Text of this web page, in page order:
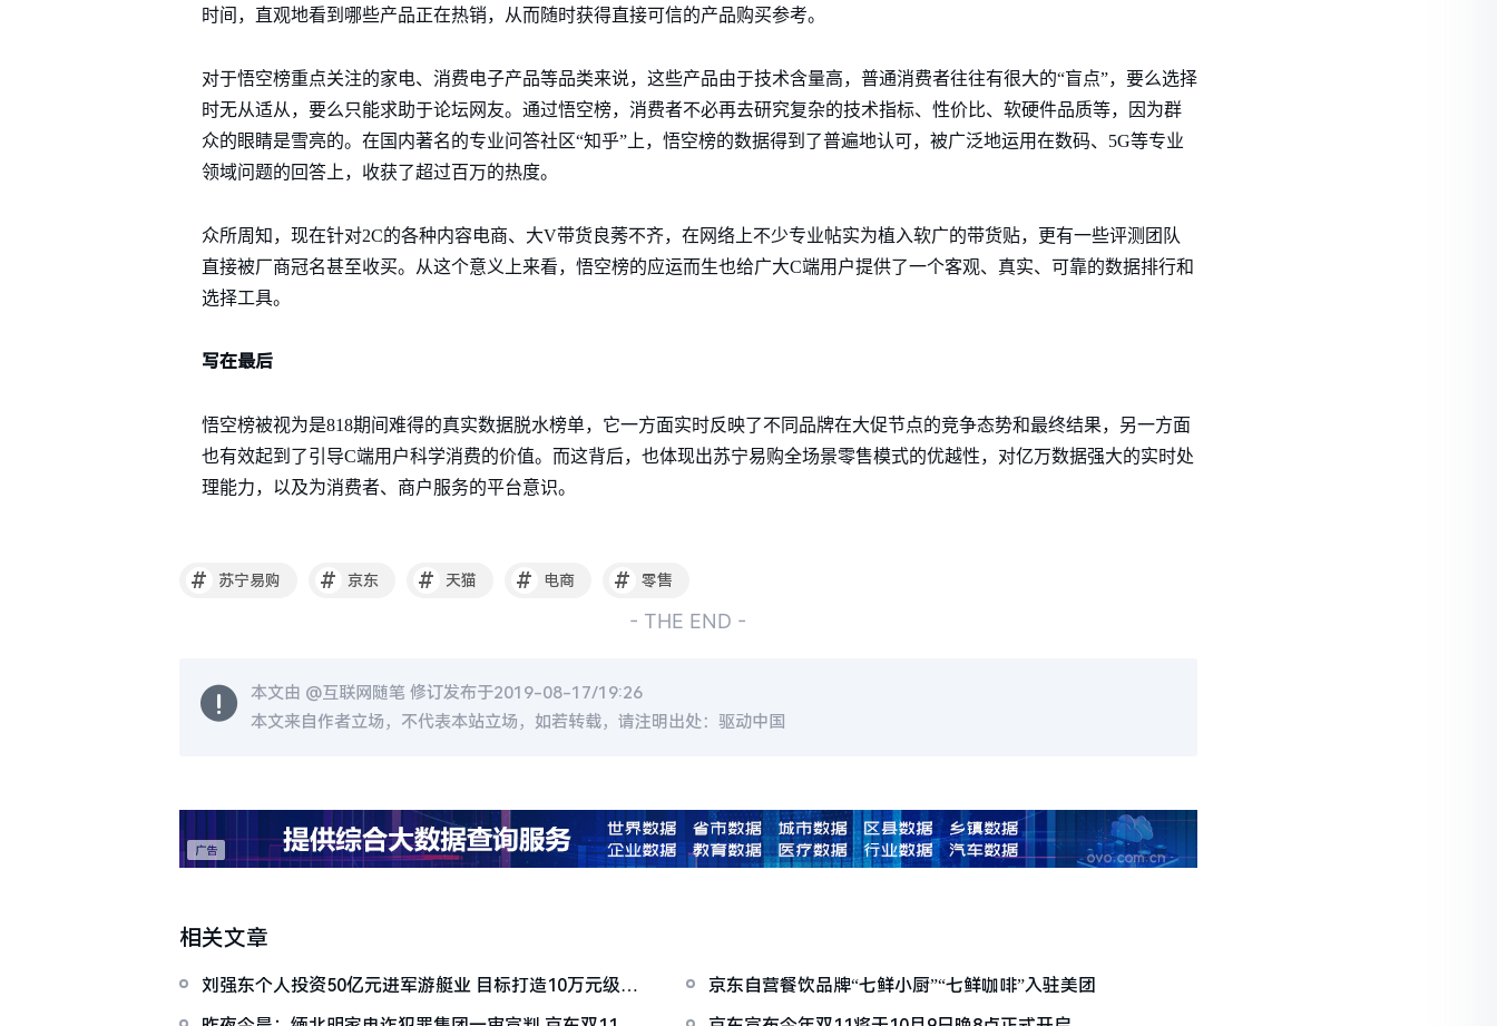
时间，直观地看到哪些产品正在热销，从而随时获得直接可信的产品购买参考。
对于悟空榜重点关注的家电、消费电子产品等品类来说，这些产品由于技术含量高，普通消费者往往有很大的“盲点”，要么选择
时无从适从，要么只能求助于论坛网友。通过悟空榜，消费者不必再去研究复杂的技术指标、性价比、软硬件品质等，因为群
众的眼睛是雪亮的。在国内著名的专业问答社区“知乎”上，悟空榜的数据得到了普遍地认可，被广泛地运用在数码、5G等专业
领域问题的回答上，收获了超过百万的热度。
众所周知，现在针对2C的各种内容电商、大V带货良莠不齐，在网络上不少专业帖实为植入软广的带货贴，更有一些评测团队
直接被厂商冠名甚至收买。从这个意义上来看，悟空榜的应运而生也给广大C端用户提供了一个客观、真实、可靠的数据排行和
选择工具。
写在最后
悟空榜被视为是818期间难得的真实数据脱水榜单，它一方面实时反映了不同品牌在大促节点的竞争态势和最终结果，另一方面
也有效起到了引导C端用户科学消费的价值。而这背后，也体现出苏宁易购全场景零售模式的优越性，对亿万数据强大的实时处
理能力，以及为消费者、商户服务的平台意识。
# 苏宁易购 # 京东 # 天猫 # 电商 # 零售
- THE END -
本文由 @互联网随笔 修订发布于2019-08-17/19:26
本文来自作者立场，不代表本站立场，如若转载，请注明出处：驱动中国
相关文章
刘强东个人投资50亿元进军游艇业 目标打造10万元级新
能源游艇
京东自营餐饮品牌“七鲜小厨”“七鲜咖啡”入驻美团